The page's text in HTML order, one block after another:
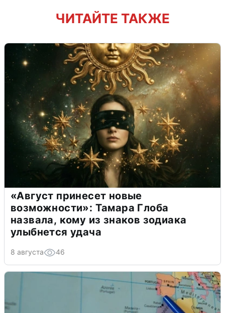
ЧИТАЙТЕ ТАКЖЕ
«Август принесет новые
возможности»: Тамара Глоба
назвала, кому из знаков зодиака
улыбнется удача
8 августа 46